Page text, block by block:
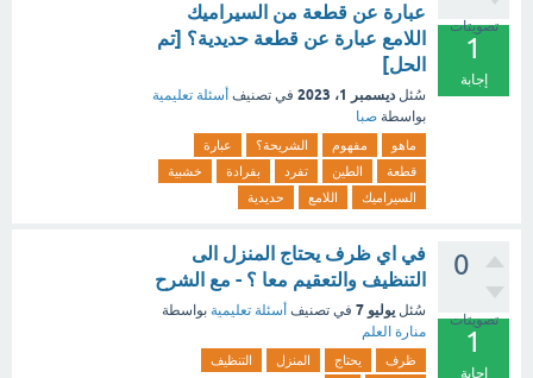
تصويتات
1
إجابة
عبارة عن قطعة من السيراميك
اللامع عبارة عن قطعة حديدية؟ [تم
الحل]
سُئل ديسمبر 1، 2023 في تصنيف أسئلة تعليمية
بواسطة صبا
ماهو مفهوم الشريحة؟
عبارة
قطعة
الطين تفرد بفرادة
خشبية
السيراميك
اللامع حديدية
0
تصويتات
1
إجابة
في اي ظرف يحتاج المنزل الى
التنظيف والتعقيم معا ؟ - مع الشرح
سُئل يوليو 7 في تصنيف أسئلة تعليمية بواسطة
منارة العلم
ظرف يحتاج المنزل
التنظيف